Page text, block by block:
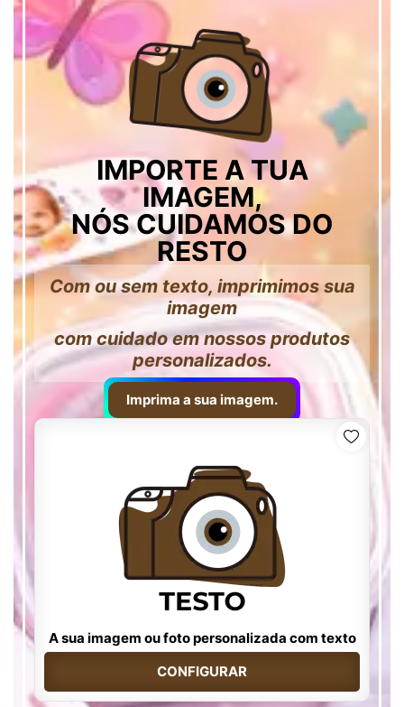
IMPORTE A TUA
IMAGEM,
NÓS CUIDAMOS DO
RESTO
Com ou sem texto, imprimimos sua
imagem
com cuidado em nossos produtos
personalizados.
Imprima a sua imagem.
A sua imagem ou foto personalizada com texto
CONFIGURAR